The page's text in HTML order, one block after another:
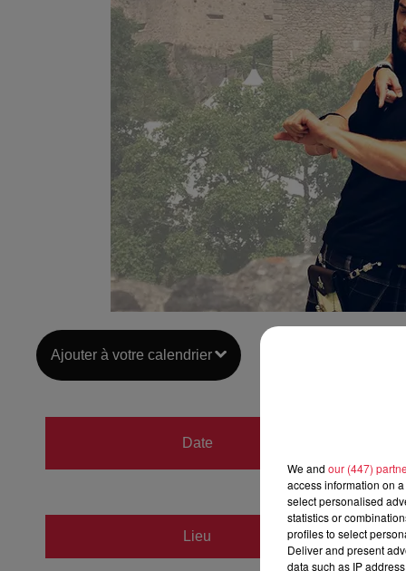
Ajouter à votre calendrier
Date
25
Lieu
We and our (447)
access information on
select personalised
statistics or
profiles to select
Deliver and present
data such as IP